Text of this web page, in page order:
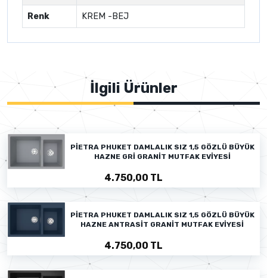
Renk KREM -BEJ
İlgili Ürünler
PİETRA PHUKET DAMLALIK SIZ 1,5 GÖZLÜ BÜYÜK
HAZNE GRİ GRANİT MUTFAK EVİYESİ
4.750,00 TL
PİETRA PHUKET DAMLALIK SIZ 1,5 GÖZLÜ BÜYÜK
HAZNE ANTRASİT GRANİT MUTFAK EVİYESİ
4.750,00 TL